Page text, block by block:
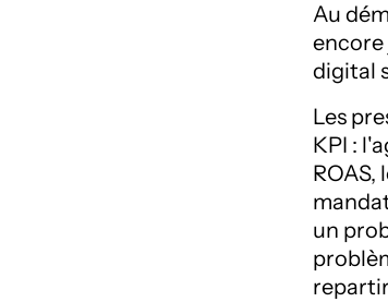
Au
encore
digital
Les
KPI :
un